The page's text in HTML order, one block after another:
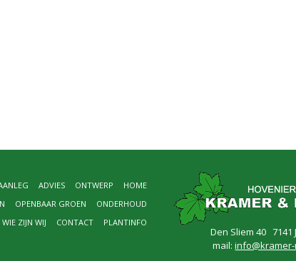
HOME
ONTWERP
ADVIES
ONDERHOUD
OPENBAAR GROEN
PLANTINFO
CONTACT
WIE ZIJN WIJ
Den Sliem 40 7141
mail: